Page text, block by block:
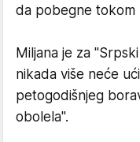
da pobegne tokom
Miljana je za
nikada više neće
petogodišnjeg
obolela".